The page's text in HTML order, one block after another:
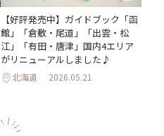
【好評発売中】ガイドブック「函
館」「倉敷・尾道」「出雲・松
江」「有田・唐津」国内4エリア
がリニューアルしました♪
北海道 2026.05.21